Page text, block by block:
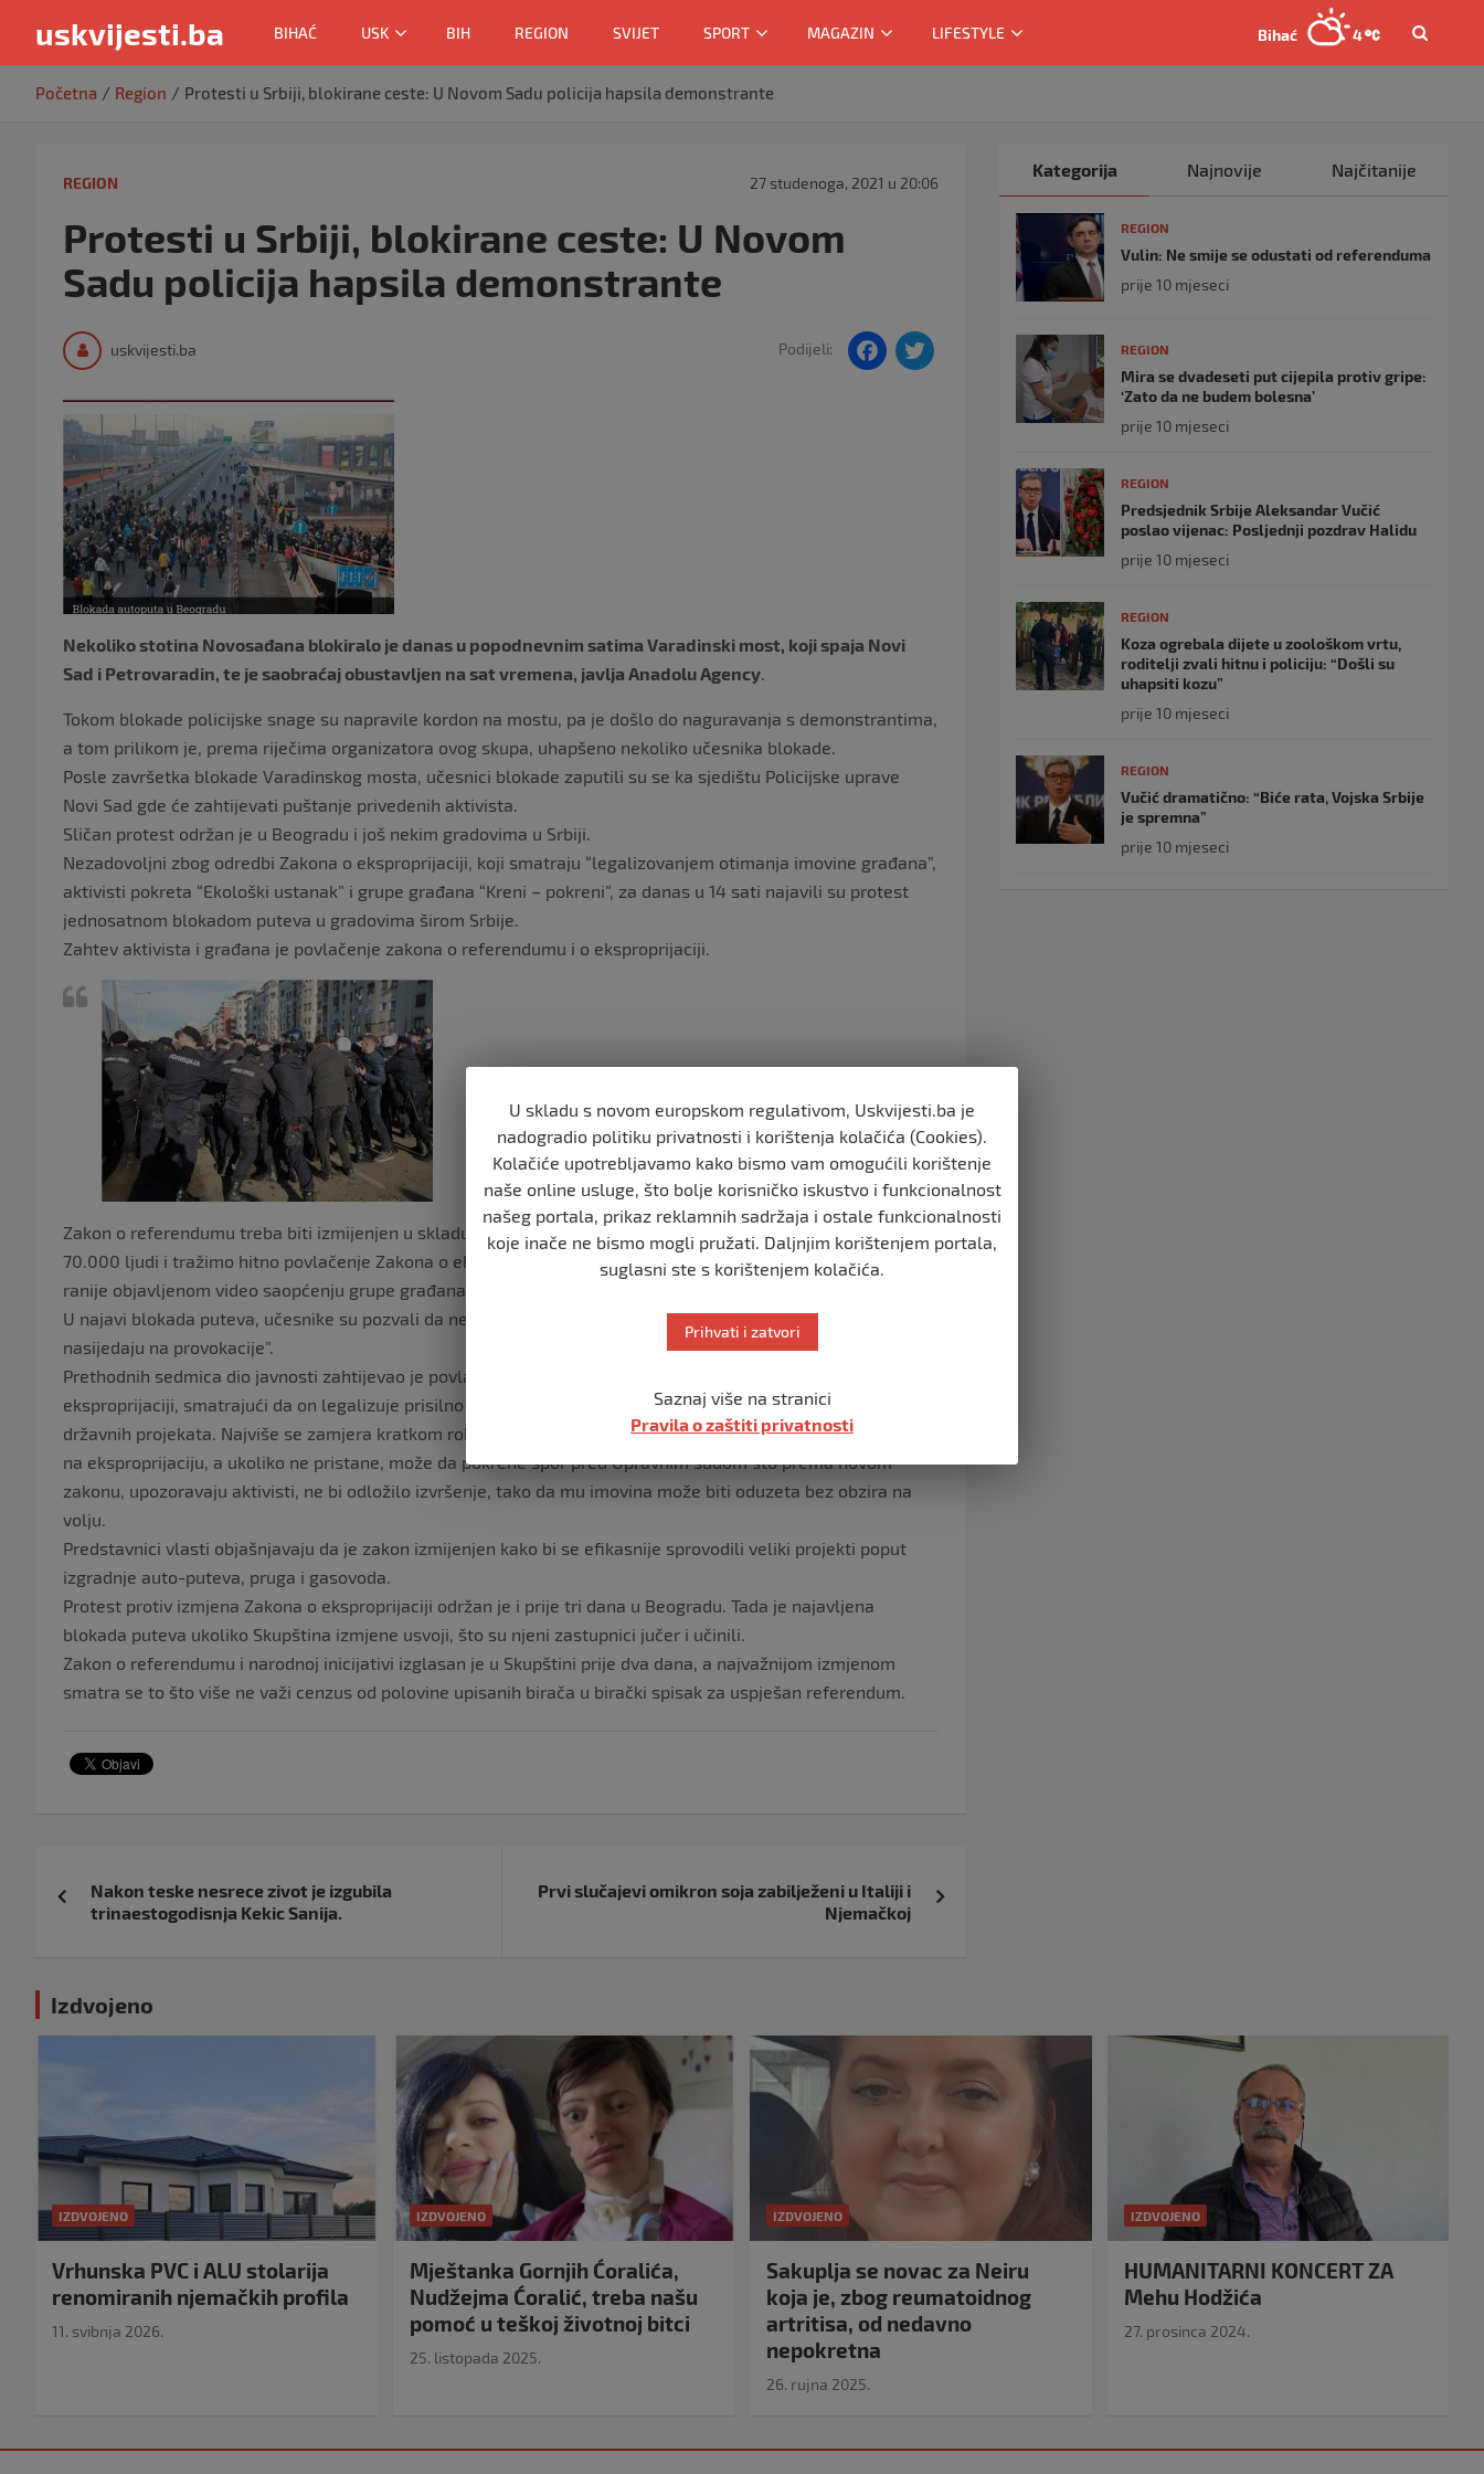
uskvijesti.ba BIHAĆ USK BIH REGION SVIJET SPORT MAGAZIN LIFESTYLE Bihać 4
Početna Region Protesti u Srbiji, blokirane ceste: U Novom Sadu policija hapsila demonstrante
REGION 27 studenoga, 2021 u 20:06
Protesti u Srbiji, blokirane ceste: U Novom
Sadu policija hapsila demonstrante
uskvijesti.ba Podijeli:
F
Nekoliko stotina Novosađana blokiralo je danas u popodnevnim satima Varadinski most, koji spaja Novi
Sad i Petrovaradin, te je saobraćaj obustavljen na sat vremena, javlja Anadolu Agency.
Tokom blokade policijske snage su napravile kordon na mostu, pa je došlo do naguravanja s demonstrantima,
a tom prilikom je, prema riječima organizatora ovog skupa, uhapšeno nekoliko učesnika blokade.
Posle završetka blokade Varadinskog mosta, učesnici blokade zaputili su se ka sjedištu Policijske uprave
Novi Sad gde će zahtijevati puštanje privedenih aktivista.
Sličan protest održan je u Beogradu i još nekim gradovima u Srbiji.
Nezadovoljni zbog odredbi Zakona o eksproprijaciji, koji smatraju “legalizovanjem otimanja imovine građana”,
aktivisti pokreta “Ekološki ustanak” i grupe građana “Kreni – pokreni”, za danas u 14 sati najavili su protest
jednosatnom blokadom puteva u gradovima širom Srbije.
Zahtev aktivista i građana je povlačenje zakona o referendumu i o eksproprijaciji.
Zakon o referendumu treba biti izmijenjen u skladu sa prijedlozima i inicijativom koju je potpisalo preko
70.000 ljudi i tražimo hitno povlačenje Zakona o eksproprijaciji. To su dva naša strateška cilja – rečeno je u
ranije objavljenom video saopćenju grupe građana “Kreni – pokreni”.
U najavi blokada puteva, učesnike su pozvali da ne ulaze u sukob sa policijom i pristalicama vlasti i “ne
nasijedaju na provokacije”.
Prethodnih sedmica dio javnosti zahtijevao je povlačenje predloženih izmjena i dopuna Zakona o
eksproprijaciji, smatrajući da on legalizuje prisilno otimanje imovine građana potrebne za sprovođenje
državnih projekata. Najviše se zamjera kratkom roku od pet dana za koji korisnik treba da odluči da li pristaje
na eksproprijaciju, a ukoliko ne pristane, može da pokrene spor pred Upravnim sudom što prema novom
zakonu, upozoravaju aktivisti, ne bi odložilo izvršenje, tako da mu imovina može biti oduzeta bez obzira na
volju.
Predstavnici vlasti objašnjavaju da je zakon izmijenjen kako bi se efikasnije sprovodili veliki projekti poput
izgradnje auto-puteva, pruga i gasovoda.
Protest protiv izmjena Zakona o eksproprijaciji održan je i prije tri dana u Beogradu. Tada je najavljena
blokada puteva ukoliko Skupština izmjene usvoji, što su njeni zastupnici jučer i učinili.
Zakon o referendumu i narodnoj inicijativi izglasan je u Skupštini prije dva dana, a najvažnijom izmjenom
smatra se to što više ne važi cenzus od polovine upisanih birača u birački spisak za uspješan referendum.
objava
Nakon teske nesrece zivot je izgubila
trinaestogodisnja Kekic Sanija.
Prvi slučajevi omikron soja zabilježeni u Italiji i
Njemačkoj
Kategorija Najnovije Najčitanije
REGION
Vulin: Ne smije se odustati od referenduma
prije 10 mjeseci
REGION
Mira se dvadeseti put cijepila protiv gripe:
‘Zato da ne budem bolesna’
prije 10 mjeseci
REGION
Predsjednik Srbije Aleksandar Vučić
poslao vijenac: Posljednji pozdrav Halidu
prije 10 mjeseci
REGION
Koza ogrebala dijete u zoološkom vrtu,
roditelji zvali hitnu i policiju: “Došli su
uhapsiti kozu”
prije 10 mjeseci
REGION
Vučić dramatično: “Biće rata, Vojska Srbije
je spremna”
prije 10 mjeseci
Izdvojeno
IZDVOJENO
Vrhunska PVC i ALU stolarija
renomiranih njemačkih profila
11. svibnja 2026.
IZDVOJENO
Mještanka Gornjih Ćoralića,
Nudžejma Ćoralić, treba našu
pomoć u teškoj životnoj bitci
25. listopada 2025.
IZDVOJENO
Sakuplja se novac za Neiru
koja je, zbog reumatoidnog
artritisa, od nedavno
nepokretna
26. rujna 2025.
IZDVOJENO
HUMANITARNI KONCERT ZA
Mehu Hodžića
27. prosinca 2024.
U skladu s novom europskom regulativom, Uskvijesti.ba je
nadogradio politiku privatnosti i korištenja kolačića (Cookies).
Kolačiće upotrebljavamo kako bismo vam omogućili korištenje
naše online usluge, što bolje korisničko iskustvo i funkcionalnost
našeg portala, prikaz reklamnih sadržaja i ostale funkcionalnosti
koje inače ne bismo mogli pružati. Daljnjim korištenjem portala,
suglasni ste s korištenjem kolačića.
Prihvati i zatvori
Saznaj više na stranici
Pravila o zaštiti privatnosti